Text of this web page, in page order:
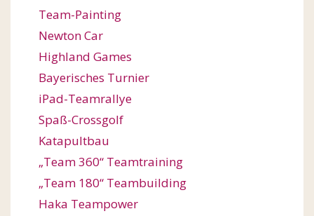
Team-Painting
Newton Car
Highland Games
Bayerisches Turnier
iPad-Teamrallye
Spaß-Crossgolf
Katapultbau
„Team 360“ Teamtraining
„Team 180“ Teambuilding
Haka Teampower